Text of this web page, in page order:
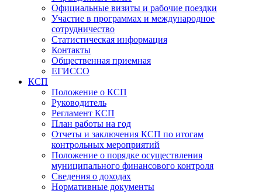
Официальные визиты и рабочие поездки
Участие в программах и международное
сотрудничество
Статистическая информация
Контакты
Общественная приемная
ЕГИССО
КСП
Положение о КСП
Руководитель
Регламент КСП
План работы на год
Отчеты и заключения КСП по итогам
контрольных мероприятий
Положение о порядке осуществления
муниципального финансового контроля
Сведения о доходах
Нормативные документы